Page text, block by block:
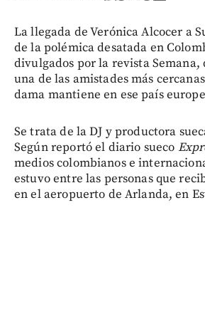
La llegada de Verónica Alcocer a
de la polémica desatada en
divulgados por la revista Semana,
una de las amistades más
dama mantiene en ese país
Se trata de la DJ y productora
Según reportó el diario sueco
medios colombianos e
estuvo entre las personas que
en el aeropuerto de Arlanda, en